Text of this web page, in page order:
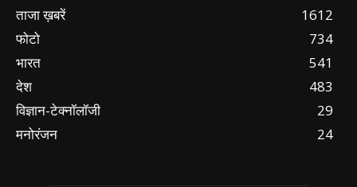
ताजा ख़बरें
1612
फोटो
734
भारत
541
देश
483
विज्ञान-टेक्नॉलॉजी
29
मनोरंजन
24